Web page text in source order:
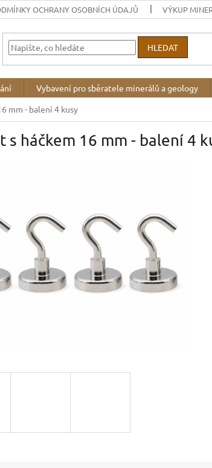
OCHRANY OSOBNÍCH ÚDAJŮ VÝKUP
HLEDAT
Vybavení pro sběratele minerálů a geology
mm - balení 4 kusy
s háčkem 16 mm - balení 4